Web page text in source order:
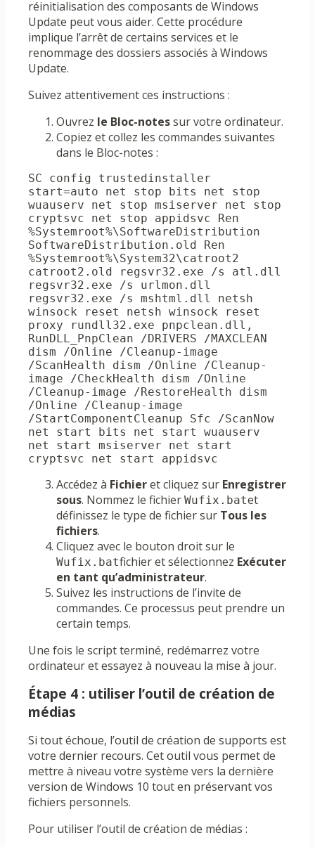
réinitialisation des composants de Windows
Update peut vous aider. Cette procédure
implique l’arrêt de certains services et le
renommage des dossiers associés à Windows
Update.
Suivez attentivement ces instructions :
Ouvrez le Bloc-notessur votre ordinateur.
Copiez et collez les commandes suivantes
dans le Bloc-notes :
SC config trustedinstaller
start=auto net stop bits net stop
wuauserv net stop msiserver net stop
cryptsvc net stop appidsvc Ren
%Systemroot%\SoftwareDistribution
SoftwareDistribution.old Ren
%Systemroot%\System32\catroot2
catroot2.old regsvr32.exe /s atl.dll
regsvr32.exe /s urlmon.dll
regsvr32.exe /s mshtml.dll netsh
winsock reset netsh winsock reset
proxy rundll32.exe pnpclean.dll,
RunDLL_PnpClean /DRIVERS /MAXCLEAN
dism /Online /Cleanup-image
/ScanHealth dism /Online /Cleanup-
image /CheckHealth dism /Online
/Cleanup-image /RestoreHealth dism
/Online /Cleanup-image
/StartComponentCleanup Sfc /ScanNow
net start bits net start wuauserv
net start msiserver net start
cryptsvc net start appidsvc
Accédez à Fichieret cliquez sur Enregistrer
sous. Nommez le fichier Wufix.batet
définissez le type de fichier sur Tous les
fichiers.
Cliquez avec le bouton droit sur le
Wufix.batfichier et sélectionnez Exécuter
en tant qu’administrateur.
Suivez les instructions de l’invite de
commandes. Ce processus peut prendre un
certain temps.
Une fois le script terminé, redémarrez votre
ordinateur et essayez à nouveau la mise à jour.
Étape 4 : utiliser l’outil de création de
médias
Si tout échoue, l’outil de création de supports est
votre dernier recours. Cet outil vous permet de
mettre à niveau votre système vers la dernière
version de Windows 10 tout en préservant vos
fichiers personnels.
Pour utiliser l’outil de création de médias :